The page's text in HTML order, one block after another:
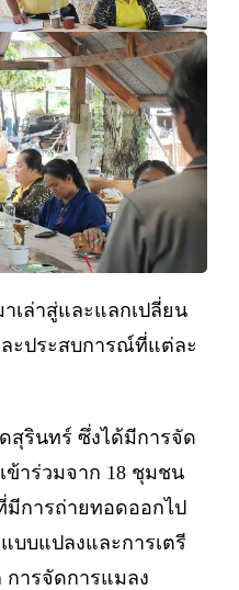
เล่าสู่และแลกเปลี่ยน
ะประสบการณ์ที่แต่ละ
สุรินทร์ ซึ่งได้มีการจัด
ข้าร่วมจาก 18 ชุมชน
มีการถ่ายทอดออกไป
บบแปลงและการเตรี
ารจัดการแมลง